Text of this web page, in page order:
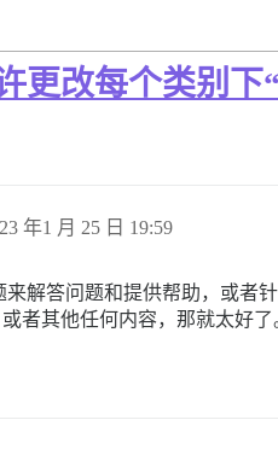
更改每个类别下
年1 月 25 日 19:59
解答问题和提供帮助，或者
者其他任何内容，那就太好了